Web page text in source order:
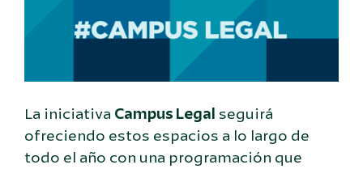
La iniciativa Campus Legal seguirá
ofreciendo estos espacios a lo largo de
todo el año con una programación que